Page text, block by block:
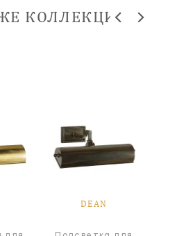
КОЛЛЕКЦИИ
DEAN